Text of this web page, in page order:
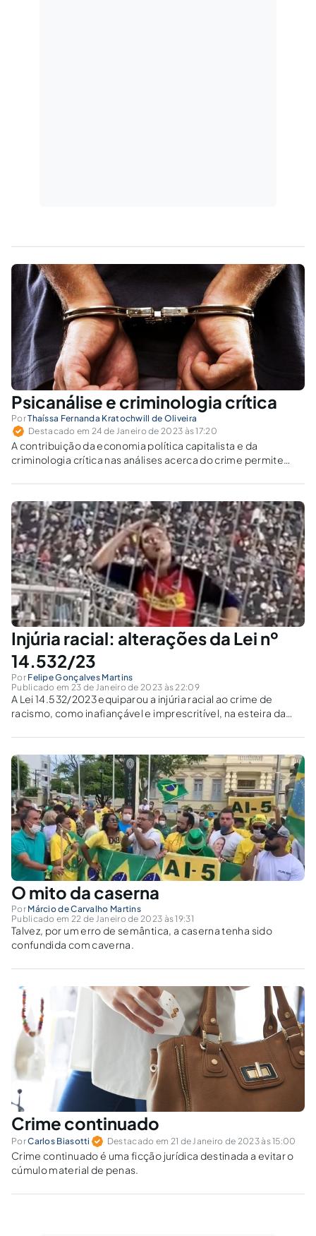
Psicanálise e criminologia crítica
PorThaíssa Fernanda Kratochwill de Oliveira
Destacado em 24 de Janeiro de 2023 às 17:20
A contribuição da economia política capitalista e da
criminologia crítica nas análises acerca do crime permite
eles o da psicanálise.
Injúria racial: alterações da Lei nº
14.532/23
Por Felipe Gonçalves Martins
Publicado em 23 de Janeiro de 2023 às 22:09
A Lei 14.532/2023 equiparou a injúria racial ao crime de
racismo, como inafiançável e imprescritível, na esteira da
O mito da caserna
Por Márcio de Carvalho Martins
Publicado em 22 de Janeiro de 2023 às 19:31
Talvez, por um erro de semântica, a caserna tenha sido
confundida com caverna.
Crime continuado
PorCarlos Biasotti Destacado em 21 de Janeiro de 2023 às 15:00
Crime continuado é uma ficção jurídica destinada a evitar o
cúmulo material de penas.